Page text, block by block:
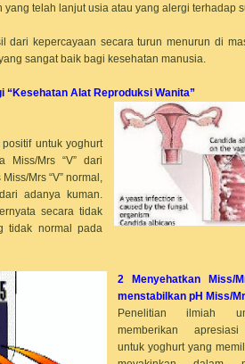
telah lanjut usia atau yang alergi terhadap
kepercayaan secara turun menurun di
sangat baik bagi kesehatan manusia.
“Kesehatan Alat Reproduksi Wanita”
untuk yoghurt
Miss/Mrs “V” dari
Mrs “V” normal,
adanya kuman.
secara tidak
tidak normal pada
2 Menyehatkan Miss/
menstabilkan pH Miss/
Penelitian ilmiah
memberikan
untuk yoghurt yang